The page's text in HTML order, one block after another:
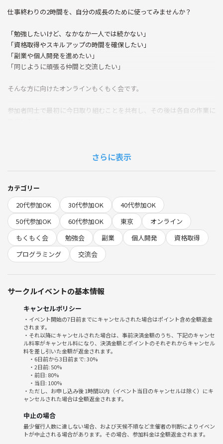
仕事終わりの2時間を、自分の成長のために使ってみませんか？
「勉強したいけど、なかなか一人では続かない」
「資格取得やスキルアップの時間を確保したい」
「副業や個人開発を進めたい」
「同じように頑張る仲間と交流したい」
そんな方に向けたオンラインもくもく会です。
参加者同士で最初に今日取り組むことを共有し、その後は各自の作業に
━━━━━━━━━━━━━━
💻 作業内容は自由です！
━━━━━━━━━━━━━━
✅ 仕事の続き
✅ 資格の勉強
✅ 自主学習
✅ スキルシートの作成
✅ ブログ執筆
✅ AI活用の学習
など、職種やジャンルを問わずご参加いただけます。
━━━━━━━━━━━━━━
🏢 開催場所
━━━━━━━━━━━━━━
オンライン
※お申し込み後、参加用URLをご案内いたします。
━━━━━━━━━━━━━━
さらに表示
カテゴリー
20代参加OK
30代参加OK
40代参加OK
50代参加OK
60代参加OK 東京
オンライン
もくもく会
勉強会 副業 個人開発
資格取得
プログラミング
交流会
サークルイベントの基本情報
キャンセルポリシー
・イベント開始の7日前までにキャンセルされた場合はポイント含め全額返金
されます。
・それ以降にキャンセルされた場合は、事前決済金額のうち、下記のキャンセ
ル料率がキャンセル料になり、決済金額とポイントのそれぞれからキャンセル
料を差し引いた金額が返金されます。
・6日前から3日前まで: 30%
・2日前: 50%
・前日: 80%
・当日: 100%
・ただし、お申し込み後 1時間以内（イベント当日のキャンセルは除く）にキ
ャンセルされた場合は全額返金されます。
中止の場合
最少催行人数に達しない場合、および天候不順など主催者の判断によりイベン
トが中止される場合があります。その場合、参加料金は全額返金されます。